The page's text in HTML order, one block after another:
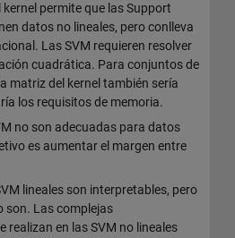
permite que las Support
datos no lineales, pero conlleva
Las SVM requieren resolver
cuadrática. Para conjuntos de
matriz del kernel también sería
los requisitos de memoria.
no son adecuadas para datos
es aumentar el margen entre
lineales son interpretables, pero
son. Las complejas
realizan en las SVM no lineales